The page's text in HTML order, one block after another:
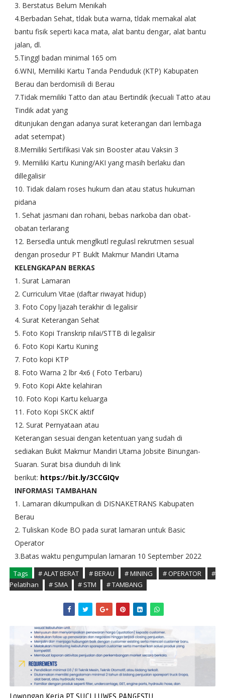
3. Berstatus Belum Menikah
4.Berbadan Sehat, tldak buta warna, tldak memakal alat
bantu fisik seperti kaca mata, alat bantu dengar, alat bantu
jalan, dl.
5.Tinggl badan minimal 165 om
6.WNI, Memiliki Kartu Tanda Penduduk (KTP) Kabupaten
Berau dan berdomisili di Berau
7.Tidak memiliki Tatto dan atau Bertindik (kecuali Tatto atau
Tindik adat yang
ditunjukan dengan adanya surat keterangan dari lembaga
adat setempat)
8.Memiliki Sertifikasi Vak sin Booster atau Vaksin 3
9. Memiliki Kartu Kuning/AKI yang masih berlaku dan
dillegalisir
10. Tidak dalam roses hukum dan atau status hukuman
pidana
1. Sehat jasmani dan rohani, bebas narkoba dan obat-
obatan terlarang
12. Bersedla untuk menglkutl regulasl rekrutmen sesual
dengan prosedur PT Buklt Makmur Mandiri Utama
KELENGKAPAN BERKAS
1. Surat Lamaran
2. Curriculum Vitae (daftar riwayat hidup)
3. Foto Copy ljazah terakhir di legalisir
4. Surat Keterangan Sehat
5. Foto Kopi Transkrip nilai/STTB di legalisir
6. Foto Kopi Kartu Kuning
7. Foto kopi KTP
8. Foto Warna 2 lbr 4x6 ( Foto Terbaru)
9. Foto Kopi Akte kelahiran
10. Foto Kopi Kartu keluarga
11. Foto Kopi SKCK aktif
12. Surat Pernyataan atau
Keterangan sesuai dengan ketentuan yang sudah di
sediakan Bukit Makmur Mandiri Utama Jobsite Binungan-
Suaran. Surat bisa diunduh di link
berikut: https://bit.ly/3CCGIQv
INFORMASI TAMBAHAN
1. Lamaran dikumpulkan di DISNAKETRANS Kabupaten
Berau
2. Tuliskan Kode BO pada surat lamaran untuk Basic
Operator
3.Batas waktu pengumpulan lamaran 10 September 2022
Tags # ALAT BERAT # BERAU # MINING # OPERATOR
#
Pelatihan
# SMA # STM # TAMBANG